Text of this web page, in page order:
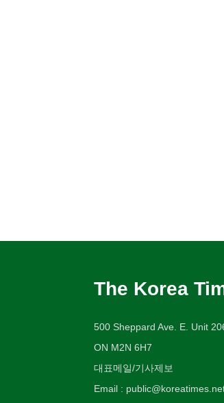
The Korea
500 Sheppard Ave. E. Unit
ON M2N 6H7
대표메일/기사제보
Email :